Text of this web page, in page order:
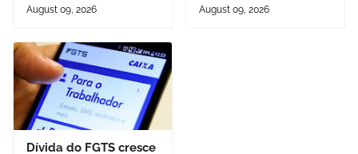
August 09, 2026 August 09, 2026
Dívida do FGTS cresce